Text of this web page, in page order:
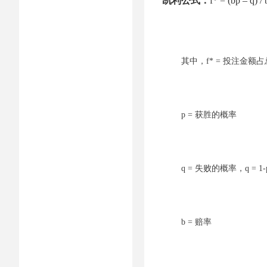
其中，f* = 投注金额占
p = 获胜的概率
q = 失败的概率，q = 1-
b = 赔率